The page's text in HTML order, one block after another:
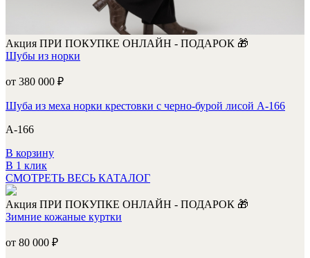
Акция ПРИ ПОКУПКЕ ОНЛАЙН - ПОДАРОК 🎁
Шубы из норки
от 380 000 ₽
Шуба из меха норки крестовки с черно-бурой лисой А-166
А-166
В корзину
В 1 клик
СМОТРЕТЬ ВЕСЬ КАТАЛОГ
Акция ПРИ ПОКУПКЕ ОНЛАЙН - ПОДАРОК 🎁
Зимние кожаные куртки
от 80 000 ₽